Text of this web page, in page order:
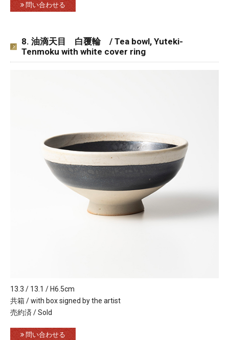
問い合わせる
8. 油滴天目 白覆輪 / Tea bowl, Yuteki-
Tenmoku with white cover ring
13.3 / 13.1 / H6.5cm
共箱 / with box signed by the artist
売約済 / Sold
問い合わせる